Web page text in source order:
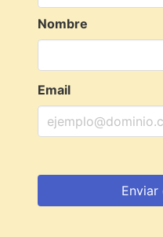
Nombre
Email